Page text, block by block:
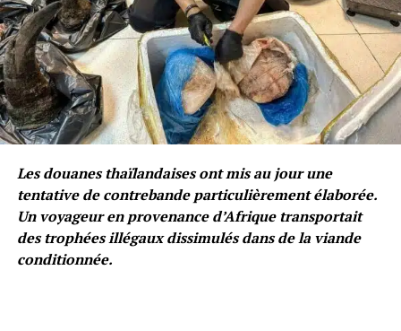
Les douanes thaïlandaises ont mis au jour une
tentative de contrebande particulièrement élaborée.
Un voyageur en provenance d’Afrique transportait
des trophées illégaux dissimulés dans de la viande
conditionnée.